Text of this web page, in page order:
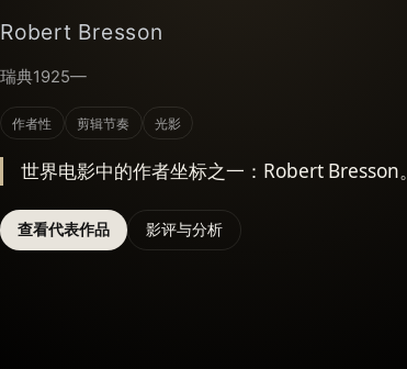
Robert Bresson
瑞典1925—
作者性 剪辑节奏 光影
世界电影中的作者坐标之一：Robert Bresson。
查看代表作品 影评与分析